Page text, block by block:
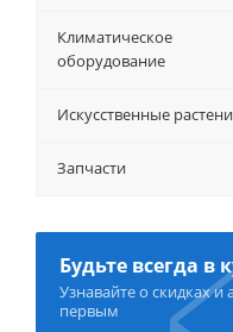
Климатическое
оборудование
Искусственные
Запчасти
Будьте всегда в
Узнавайте о скидках и
первым